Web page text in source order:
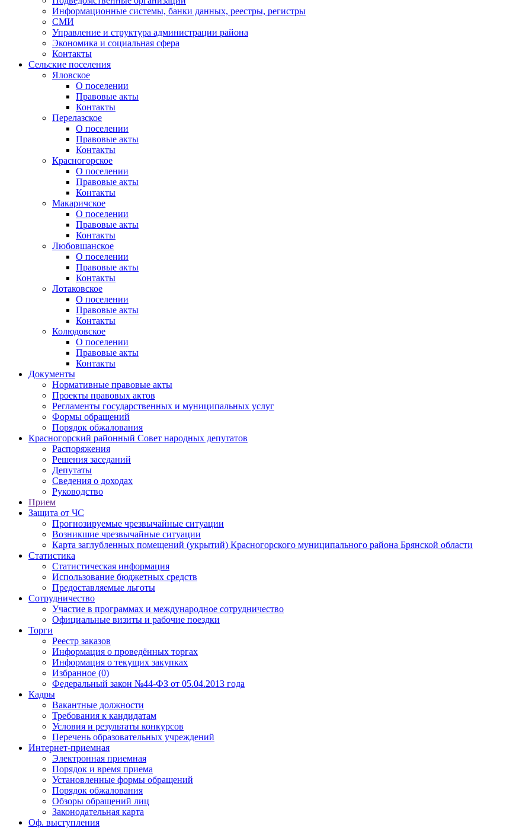
Информационные системы, банки данных, реестры, регистры
СМИ
Управление и структура администрации района
Экономика и социальная сфера
Контакты
Сельские поселения
Яловское
О поселении
Правовые акты
Контакты
Перелазское
О поселении
Правовые акты
Контакты
Красногорское
О поселении
Правовые акты
Контакты
Макаричское
О поселении
Правовые акты
Контакты
Любовшанское
О поселении
Правовые акты
Контакты
Лотаковское
О поселении
Правовые акты
Контакты
Колюдовское
О поселении
Правовые акты
Контакты
Документы
Нормативные правовые акты
Проекты правовых актов
Регламенты государственных и муниципальных услуг
Формы обращений
Порядок обжалования
Красногорский районный Совет народных депутатов
Распоряжения
Решения заседаний
Депутаты
Сведения о доходах
Руководство
Прием
Защита от ЧС
Прогнозируемые чрезвычайные ситуации
Возникшие чрезвычайные ситуации
Карта заглубленных помещений (укрытий) Красногорского муниципального района Брянской области
Статистика
Статистическая информация
Использование бюджетных средств
Предоставляемые льготы
Сотрудничество
Участие в программах и международное сотрудничество
Официальные визиты и рабочие поездки
Торги
Реестр заказов
Информация о проведённых торгах
Информация о текущих закупках
Избранное (0)
Федеральный закон №44-ФЗ от 05.04.2013 года
Кадры
Вакантные должности
Требования к кандидатам
Условия и результаты конкурсов
Перечень образовательных учреждений
Интернет-приемная
Электронная приемная
Порядок и время приема
Установленные формы обращений
Порядок обжалования
Обзоры обращений лиц
Законодательная карта
Оф. выступления